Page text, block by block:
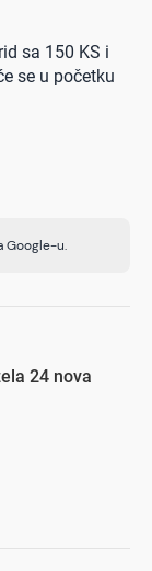
sa 150 KS i
se u početku
Google-u.
24 nova